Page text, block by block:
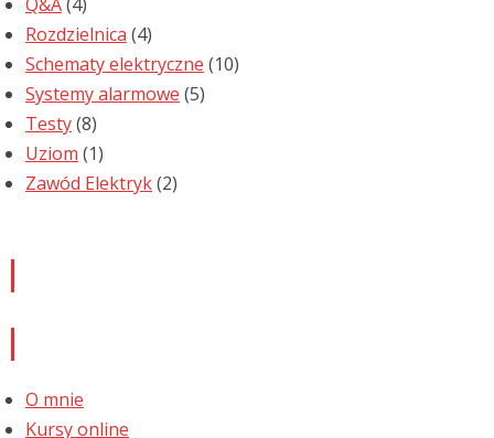
Rozdzielnica (4)
Schematy elektryczne (10)
Systemy alarmowe (5)
Testy(8)
Uziom (1)
Zawód Elektryk(2)
O mnie
Kursy online